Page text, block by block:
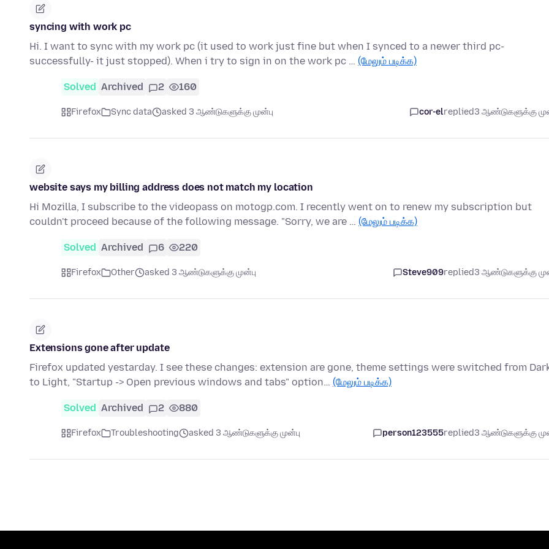
syncing with work pc
Hi. I want to sync with my work pc (it used to work just fine but when I synced to a newer third pc-
successfully- it just stopped). When i try to sign in on the work pc … (மேலும் படிக்க)
Solved Archived 2 160
Firefox Sync data asked 3 ஆண்டுகளுக்கு முன்பு cor-elreplied3 ஆண்டுகளுக்கு
website says my billing address does not match my location
Hi Mozilla, I subscribe to the videopass on motogp.com. I recently went on to renew my subscription but
couldn't proceed because of the following message. "Sorry, we are … (மேலும் படிக்க)
Solved Archived 6 220
Firefox Other asked 3 ஆண்டுகளுக்கு முன்பு Steve909replied3 ஆண்டுகளுக்கு
Extensions gone after update
Firefox updated yestarday. I see these changes: extension are gone, theme settings were switched from
to Light, "Startup -> Open previous windows and tabs" option… (மேலும் படிக்க)
Solved Archived 2 880
Firefox Troubleshooting asked 3 ஆண்டுகளுக்கு முன்பு person123555replied3 ஆண்டுகளுக்கு